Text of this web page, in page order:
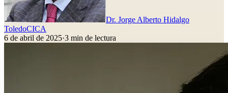
Dr. Jorge Alberto Hidalgo
ToledoCICA
6 de abril de 2025·3 min de lectura